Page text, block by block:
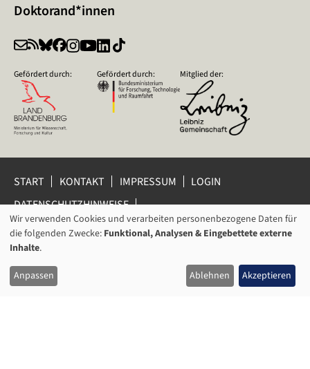
Doktorand*innen
Gefördert durch: Gefördert durch: Mitglied der:
START KONTAKT IMPRESSUM
LOGIN
DATENSCHUTZHINWEISE
DATENSCHUTZ-EINSTELLUNGEN
HINWEISGEBERSCHUTZ
(ZZF) e.V.
VERWENDUNG
VON
PERSONENBEZOGENEN
DATEN
Wir verwenden Cookies und verarbeiten personenbezogene Daten für
die folgenden Zwecke: Funktional, Analysen & Eingebettete externe
Inhalte.
Anpassen Ablehnen Akzeptieren